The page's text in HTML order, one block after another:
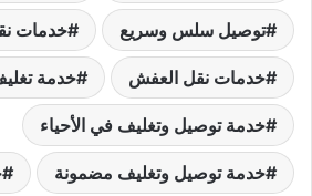
توصيل سلس وسريع خدمات
خدمات نقل العفش خدمة
خدمة توصيل وتغليف في الأحياء
خدمة توصيل وتغليف مضمونة